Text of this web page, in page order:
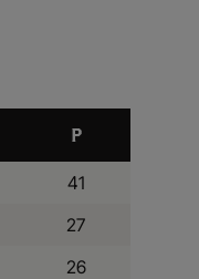
P
41
27
26